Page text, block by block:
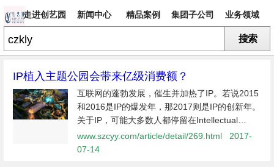
走进创艺园 新闻中心 精品案例 集团子公司 业务领域
搜索
IP植入主题公园会带来亿级消费额？
互联网的蓬勃发展，催生并加热了IP。若说2015
和2016是IP的爆发年，那2017则是IP的创新年。
关于IP，可能大多数人都停留在Intellectual
Property，即知识产权上。但事实上，这是一种
粗糙的误解。真正意义上的IP，并不仅仅是指知
www.szcyy.com/article/detail/269.html
2017-
07-14